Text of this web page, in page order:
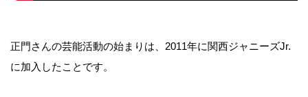
正門さんの芸能活動の始まりは、2011年に関西ジャニーズJr.
に加入したことです。